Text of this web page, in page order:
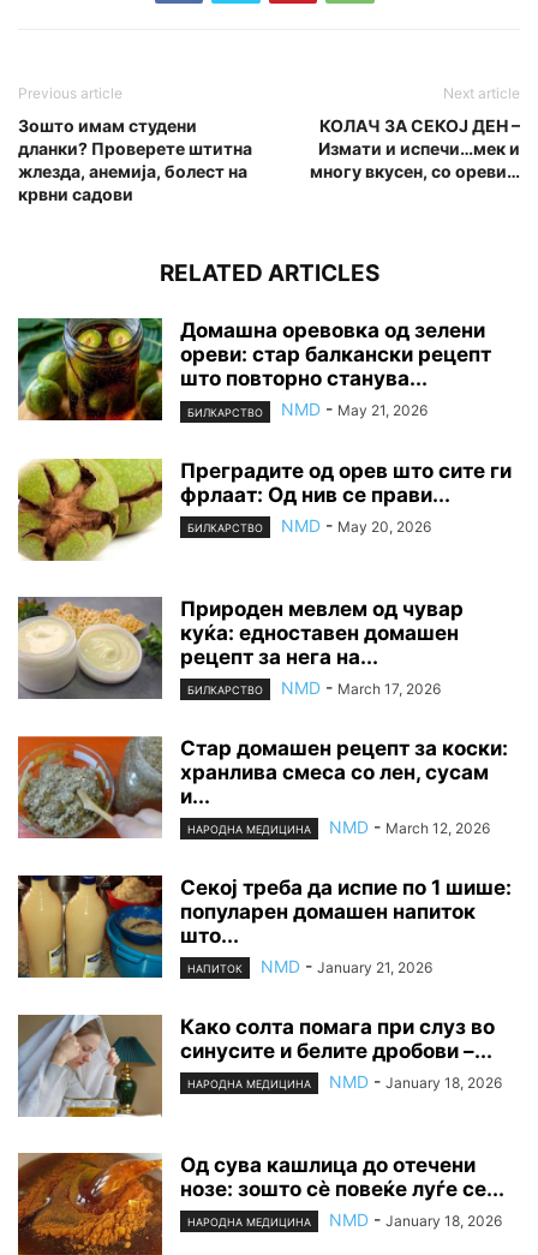
Previous article
Зошто имам студени
дланки? Проверете штитна
жлезда, анемија, болест на
крвни садови
Next article
КОЛАЧ ЗА СЕКОЈ ДЕН –
Измати и испечи…мек и
многу вкусен, со ореви…
RELATED ARTICLES
Домашна оревовка од зелени
ореви: стар балкански рецепт
што повторно станува...
БИЛКАРСТВО NMD - May 21, 2026
Преградите од орев што сите ги
фрлаат: Од нив се прави...
БИЛКАРСТВО NMD - May 20, 2026
Природен мевлем од чувар
куќа: едноставен домашен
рецепт за нега на...
БИЛКАРСТВО NMD - March 17, 2026
Стар домашен рецепт за коски:
хранлива смеса со лен, сусам
и...
НАРОДНА МЕДИЦИНА NMD - March 12, 2026
Секој треба да испие по 1 шише:
популарен домашен напиток
што...
НАПИТОК NMD - January 21, 2026
Како солта помага при слуз во
синусите и белите дробови –...
НАРОДНА МЕДИЦИНА NMD - January 18, 2026
Од сува кашлица до отечени
нозе: зошто сè повеќе луѓе се...
НАРОДНА МЕДИЦИНА NMD - January 18, 2026